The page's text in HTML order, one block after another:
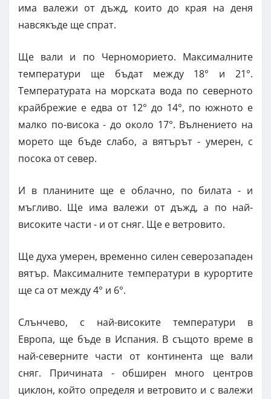
има валежи от дъжд, които до края на деня
навсякъде ще спрат.
Ще вали и по Черноморието. Максималните
температури ще бъдат между 18° и 21°.
Температурата на морската вода по северното
крайбрежие е едва от 12° до 14°, по южното е
малко по-висока - до около 17°. Вълнението на
морето ще бъде слабо, а вятърът - умерен, с
посока от север.
И в планините ще е облачно, по билата - и
мъгливо. Ще има валежи от дъжд, а по най-
високите части - и от сняг. Ще е ветровито.
Ще духа умерен, временно силен северозападен
вятър. Максималните температури в курортите
ще са от между 4° и 6°.
Слънчево, с най-високите температури в
Европа, ще бъде в Испания. В същото време в
най-северните части от континента ще вали
сняг. Причината - обширен много центров
циклон, който определя и ветровито и с валежи